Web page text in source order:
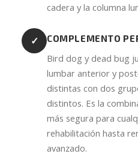
cadera y la columna
✓ COMPLEMENTO
Bird dog y dead bug
lumbar anterior y
distintas con dos
distintos. Es la
más segura para
rehabilitación hasta
avanzado.